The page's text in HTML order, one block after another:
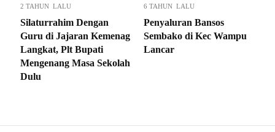
2 TAHUN LALU
Silaturrahim Dengan
Guru di Jajaran Kemenag
Langkat, Plt Bupati
Mengenang Masa Sekolah
Dulu
6 TAHUN LALU
Penyaluran Bansos
Sembako di Kec Wampu
Lancar